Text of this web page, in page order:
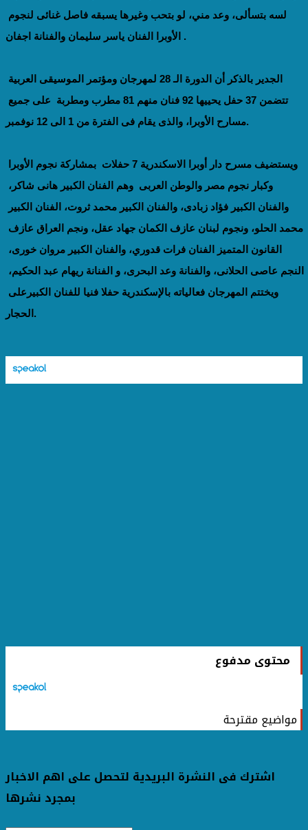
الأوبرا الفنان ياسر سليمان والفنانة اجفان .
مسارح الأوبرا، والذى يقام فى الفترة من 1 الى 12 نوفمبر.
الحجار.
محتوى مدفوع
مواضيع مقترحة
اشترك فى النشرة البريدية لتحصل على اهم الاخبار
بمجرد نشرها